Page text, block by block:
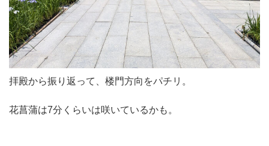
拝殿から振り返って、楼門方向をパチリ。
花菖蒲は7分くらいは咲いているかも。